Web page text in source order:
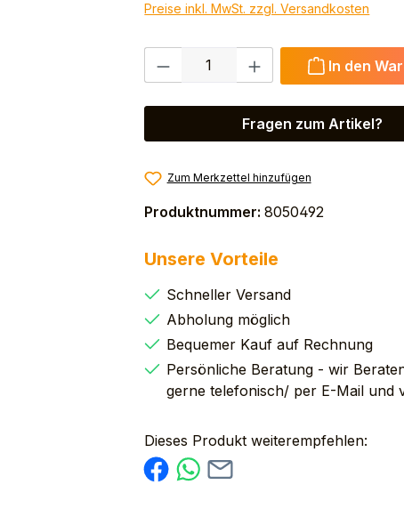
Preise inkl. MwSt. zzgl. Versandkosten
Produkt Anzahl: Gib den In den
Fragen zum Artikel?
Zum Merkzettel hinzufügen
Produktnummer:8050492
Unsere Vorteile
Schneller Versand
Abholung möglich
Bequemer Kauf auf Rechnung
Persönliche Beratung - wir
gerne telefonisch/ per E-Mail und
Dieses Produkt weiterempfehlen: